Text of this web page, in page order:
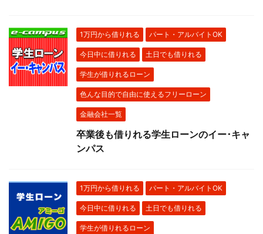
1万円から借りれる パート・アルバイトOK
今日中に借りれる 土日でも借りれる
学生が借りれるローン
色んな目的で自由に使えるフリーローン
金融会社一覧
卒業後も借りれる学生ローンのイー･キャ
ンパス
1万円から借りれる パート・アルバイトOK
今日中に借りれる 土日でも借りれる
学生が借りれるローン